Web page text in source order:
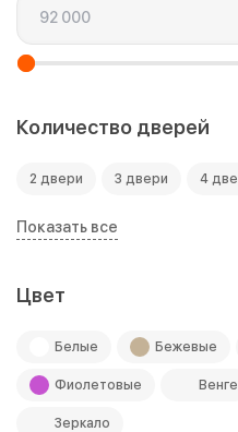
Количество дверей
2 двери 3 двери 4
Показать все
Цвет
Белые Бежевые
Фиолетовые Венге
Зеркало